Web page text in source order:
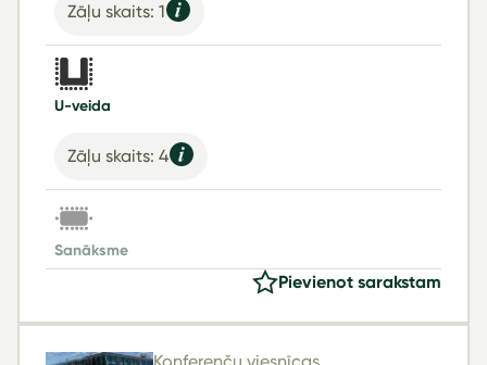
Zāļu skaits: 1
U-veida
Zāļu skaits: 4
Sanāksme
Pievienot sarakstam